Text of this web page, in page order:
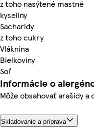
z toho nasýtené mastné
kyseliny
Sacharidy
z toho cukry
Vláknina
Bielkoviny
Soľ
Informácie o
Môže obsahovať arašidy a
Skladovanie a príprava